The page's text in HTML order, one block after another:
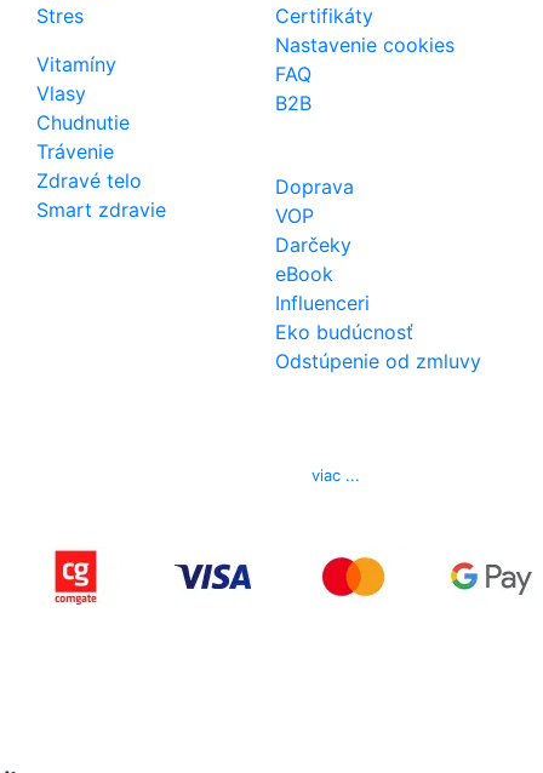
Stres
Vitamíny
Vlasy
Chudnutie
Trávenie
Zdravé telo
Smart zdravie
Certifikáty
Nastavenie cookies
FAQ
B2B
Doprava
VOP
Darčeky
eBook
Influenceri
Eko budúcnosť
Odstúpenie od zmluvy
viac ...